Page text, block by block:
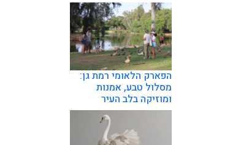
הפארק הלאומי רמת גן:
מסלול טבע, אמנות
ומוזיקה בלב העיר